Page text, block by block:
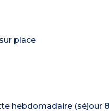
place
hebdomadaire (séjour